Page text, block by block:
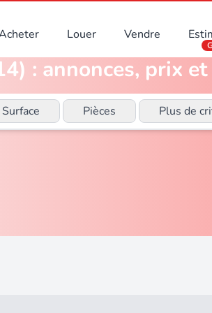
Louer Vendre
: annonces, prix
Surface Pièces Plus de